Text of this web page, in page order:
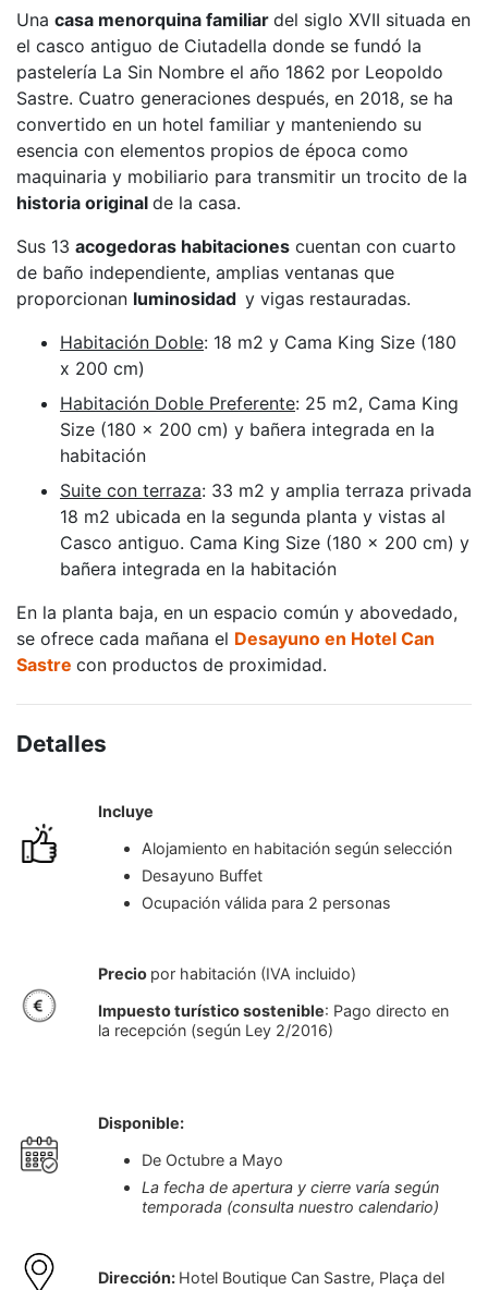
Una casa menorquina familiar del siglo XVII situada en
el casco antiguo de Ciutadella donde se fundó la
pastelería La Sin Nombre el año 1862 por Leopoldo
Sastre. Cuatro generaciones después, en 2018, se ha
convertido en un hotel familiar y manteniendo su
esencia con elementos propios de época como
maquinaria y mobiliario para transmitir un trocito de la
historia original de la casa.
Sus 13 acogedoras habitaciones cuentan con cuarto
de baño independiente, amplias ventanas que
proporcionan luminosidad y vigas restauradas.
Habitación Doble: 18 m2 y Cama King Size (180
x 200 cm)
Habitación Doble Preferente: 25 m2, Cama King
Size (180 x 200 cm) y bañera integrada en la
habitación
Suite con terraza: 33 m2 y amplia terraza privada
18 m2 ubicada en la segunda planta y vistas al
Casco antiguo. Cama King Size (180 x 200 cm) y
bañera integrada en la habitación
En la planta baja, en un espacio común y abovedado,
se ofrece cada mañana el Desayuno en Hotel Can
Sastre con productos de proximidad.
Detalles
Incluye
Alojamiento en habitación según selección
Desayuno Buffet
Ocupación válida para 2 personas
Precio por habitación (IVA incluido)
Impuesto turístico sostenible: Pago directo en
la recepción (según Ley 2/2016)
Disponible:
De Octubre a Mayo
La fecha de apertura y cierre varía según
temporada (consulta nuestro calendario)
Dirección: Hotel Boutique Can Sastre, Plaça del